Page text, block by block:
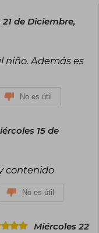
21 de Diciembre,
niño. Además es
No es útil
15 de
contenido
No es útil
Miércoles 22